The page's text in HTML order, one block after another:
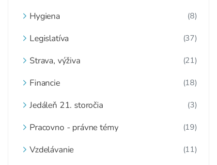
Hygiena (8)
Legislatíva (37)
Strava, výživa (21)
Financie (18)
Jedáleň 21. storočia (3)
Pracovno - právne témy (19)
Vzdelávanie (11)